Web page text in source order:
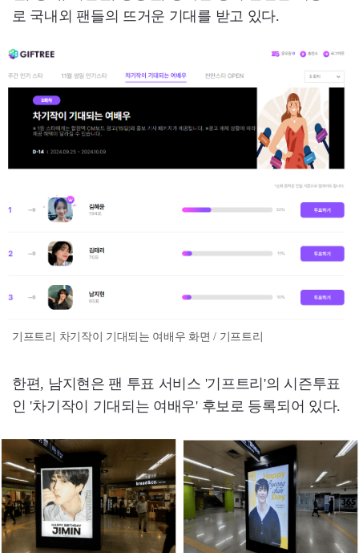
로 국내외 팬들의 뜨거운 기대를 받고 있다.
기프트리 차기작이 기대되는 여배우 화면 / 기프트리
한편, 남지현은 팬 투표 서비스 '기프트리'의 시즌투표
인 '차기작이 기대되는 여배우' 후보로 등록되어 있다.